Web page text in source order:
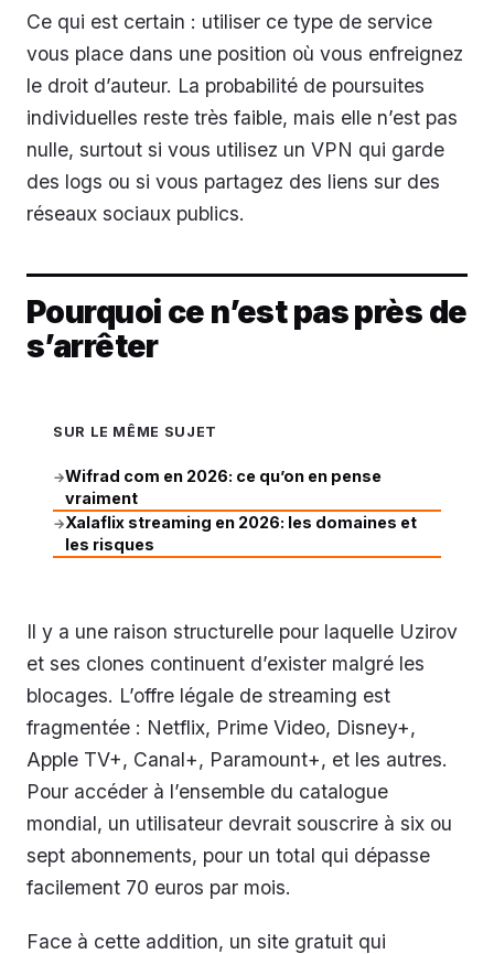
Ce qui est certain : utiliser ce type de service
vous place dans une position où vous enfreignez
le droit d’auteur. La probabilité de poursuites
individuelles reste très faible, mais elle n’est pas
nulle, surtout si vous utilisez un VPN qui garde
des logs ou si vous partagez des liens sur des
réseaux sociaux publics.
Pourquoi ce n’est pas près de
s’arrêter
SUR LE MÊME SUJET
→Wifrad com en 2026: ce qu’on en pense
vraiment
→Xalaflix streaming en 2026: les domaines et
les risques
Il y a une raison structurelle pour laquelle Uzirov
et ses clones continuent d’exister malgré les
blocages. L’offre légale de streaming est
fragmentée : Netflix, Prime Video, Disney+,
Apple TV+, Canal+, Paramount+, et les autres.
Pour accéder à l’ensemble du catalogue
mondial, un utilisateur devrait souscrire à six ou
sept abonnements, pour un total qui dépasse
facilement 70 euros par mois.
Face à cette addition, un site gratuit qui